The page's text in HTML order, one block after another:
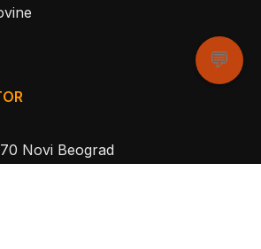
Novi Beograd
💬